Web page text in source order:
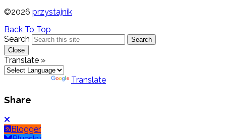
©2026 przystajnik
Back To Top
Search
Search
Close
Translate »
Translate
Share
Blogger